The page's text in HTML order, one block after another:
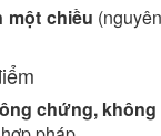
một chiều
chứng,